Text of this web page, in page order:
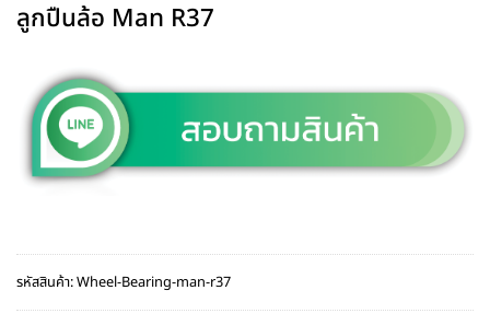
ลูกปืนล้อ Man R37
รหัสสินค้า:Wheel-Bearing-man-r37